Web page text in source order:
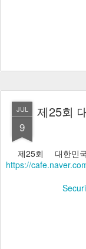
JUL
9
제25회
제25회 대한민
https://